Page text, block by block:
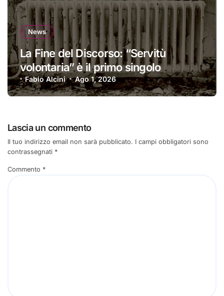
News
La Fine del Discorso: “Servitù
volontaria” è il primo singolo
Fabio Alcini Ago 1, 2026
Lascia un commento
Il tuo indirizzo email non sarà pubblicato. I campi obbligatori sono
contrassegnati *
Commento *